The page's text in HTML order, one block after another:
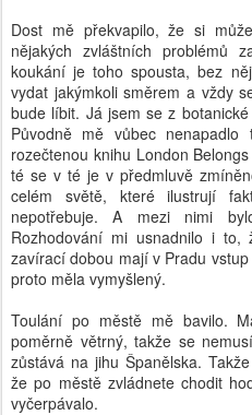
Dost mě překvapilo, že si
nějakých zvláštních problémů
koukání je toho spousta, bez
vydat jakýmkoli směrem a vždy
bude líbit. Já jsem se z
Původně mě vůbec
rozečtenou knihu London
té se v té je v předmluvě
celém světě, které ilustrují
nepotřebuje. A mezi nimi
Rozhodování mi usnadnilo i
zavírací dobou mají v Pradu
proto měla vymyšlený.
Toulání po městě mě bavilo.
poměrně větrný, takže se
zůstává na jihu Španělska.
že po městě zvládnete chodit
vyčerpávalo.